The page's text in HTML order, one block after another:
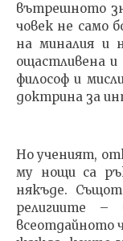
вътрешното
човек не само
на миналия и
ощастливена
философ и
доктрина за
Но ученият,
му нощи са
някъде.
религиите –
всеотдайното